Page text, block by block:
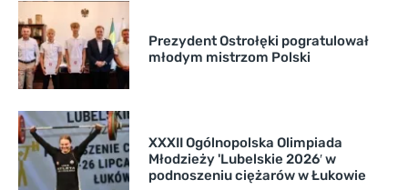
Prezydent Ostrołęki pogratulował
młodym mistrzom Polski
XXXII Ogólnopolska Olimpiada
Młodzieży 'Lubelskie 2026′ w
podnoszeniu ciężarów w Łukowie